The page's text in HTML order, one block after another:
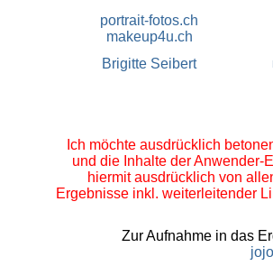
portrait-fotos.ch
makeup4u.ch
Brigitte Seibert
Ich möchte ausdrücklich
und die Inhalte der Anwender-
hiermit ausdrücklich von
Ergebnisse inkl. weiterleitender
Zur Aufnahme in das